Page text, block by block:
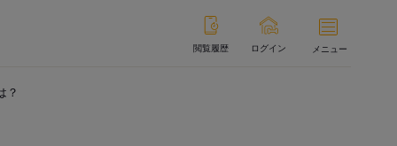
閲覧履歴 ログイン メニュー
？